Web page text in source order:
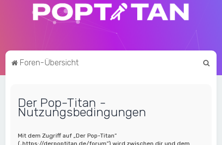
Foren-Übersicht
Der Pop-Titan -
Nutzungsbedingungen
Mit dem Zugriff auf „Der Pop-Titan“
(„https://derpoptitan.de/forum“) wird zwischen dir und dem